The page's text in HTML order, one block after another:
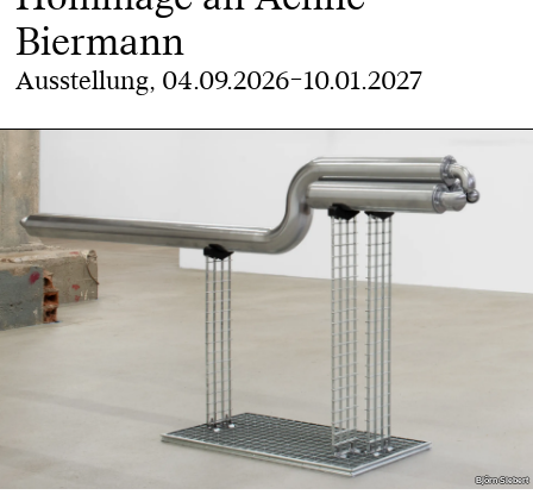
Biermann
Ausstellung, 04.09.2026–10.01.2027
Björn Siebert
Björn Siebert